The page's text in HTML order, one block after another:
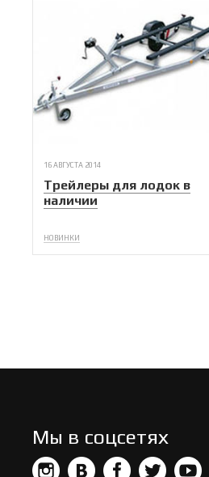
16 АВГУСТА 2014
Трейлеры для лодок в
наличии
НОВИНКИ
Мы в соцсетях